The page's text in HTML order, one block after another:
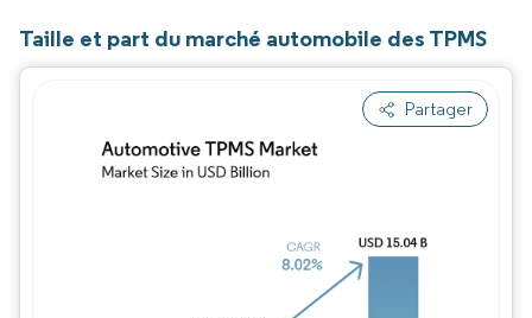
Taille et part du marché automobile des TPMS
Partager